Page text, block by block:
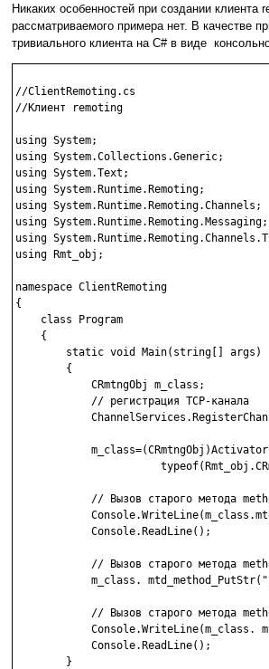
Никаких особенностей при создании клиента
рассматриваемого примера нет. В качестве
тривиального клиента на C# в виде
//ClientRemoting.cs
//Клиент remoting
using System;
using System.Collections.Generic;
using System.Text;
using System.Runtime.Remoting;
using System.Runtime.Remoting.Channels;
using System.Runtime.Remoting.Messaging;
using
using Rmt_obj;
namespace ClientRemoting
{
class Program
{
static void Main(string[] args)
{
CRmtngObj m_class;
// регистрация TCP-канала
typeof(Rmt_obj.CRmtngObj),
// Вызов старого метода
Console.ReadLine();
// Вызов старого метода
m_class.
// Вызов старого метода
Console.WriteLine(m_class.
Console.ReadLine();
}